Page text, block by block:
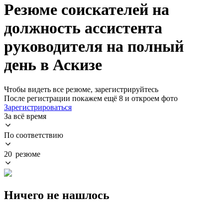
Резюме соискателей на
должность ассистента
руководителя на полный
день в Аскизе
Чтобы видеть все резюме, зарегистрируйтесь
После регистрации покажем ещё 8 и откроем фото
Зарегистрироваться
За всё время
По соответствию
20 резюме
Ничего не нашлось